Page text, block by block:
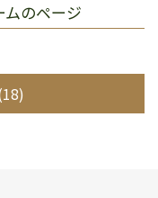
のページ